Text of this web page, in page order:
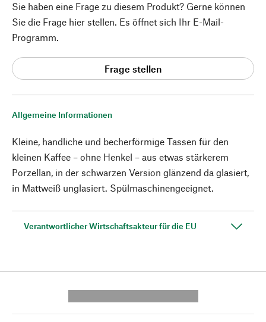
Allgemeine Informationen
Kleine, handliche und becherförmige Tassen für den
kleinen Kaffee – ohne Henkel – aus etwas stärkerem
Porzellan, in der schwarzen Version glänzend da glasiert,
in Mattweiß unglasiert. Spülmaschinengeeignet.
Verantwortlicher Wirtschaftsakteur für die EU
Sie haben eine Frage zu diesem Produkt? Gerne können
Sie die Frage hier stellen. Es öffnet sich Ihr E-Mail-
Programm.
Frage stellen